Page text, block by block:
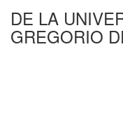
DE LA
GREGORIO